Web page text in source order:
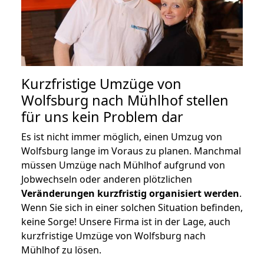
Kurzfristige Umzüge von
Wolfsburg nach Mühlhof stellen
für uns kein Problem dar
Es ist nicht immer möglich, einen Umzug von
Wolfsburg lange im Voraus zu planen. Manchmal
müssen Umzüge nach Mühlhof aufgrund von
Jobwechseln oder anderen plötzlichen
Veränderungen kurzfristig organisiert werden.
Wenn Sie sich in einer solchen Situation befinden,
keine Sorge! Unsere Firma ist in der Lage, auch
kurzfristige Umzüge von Wolfsburg nach
Mühlhof zu lösen.